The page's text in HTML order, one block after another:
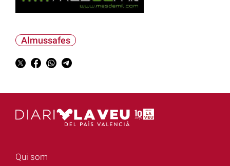
Almussafes
Qui som